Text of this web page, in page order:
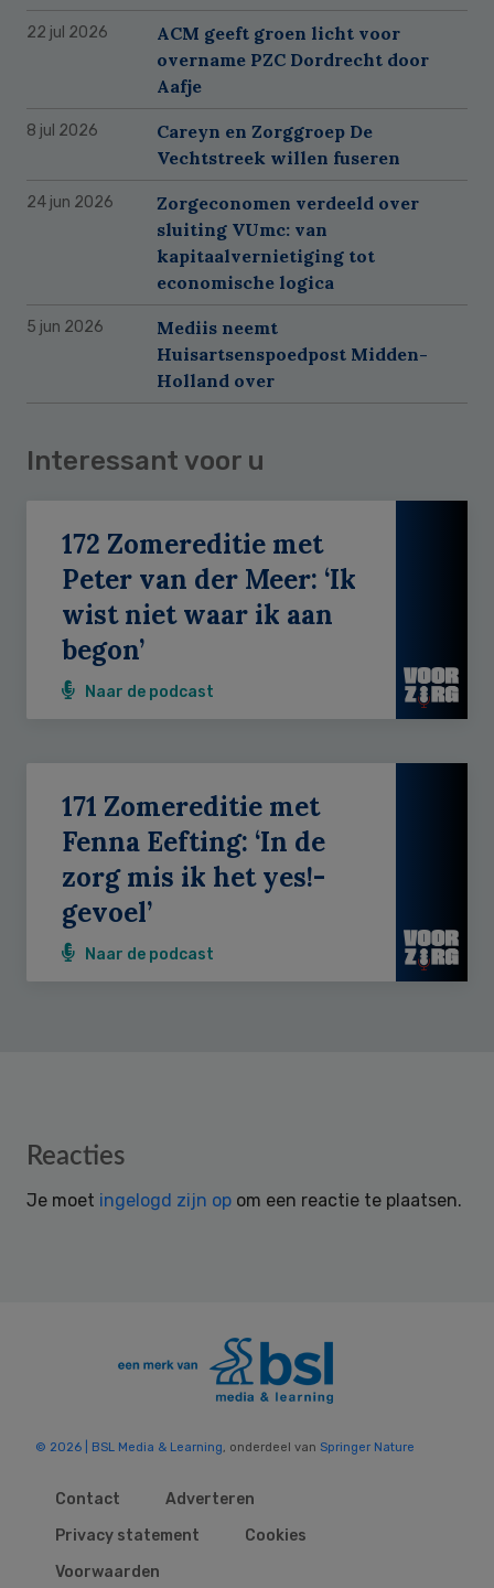
22 jul 2026
ACM geeft groen licht voor
overname PZC Dordrecht door
Aafje
8 jul 2026
Careyn en Zorggroep De
Vechtstreek willen fuseren
24 jun 2026
Zorgeconomen verdeeld over
sluiting VUmc: van
kapitaalvernietiging tot
economische logica
5 jun 2026
Mediis neemt
Huisartsenspoedpost Midden-
Holland over
Interessant voor u
172 Zomereditie met
Peter van der Meer: ‘Ik
wist niet waar ik aan
begon’
Naar de podcast
171 Zomereditie met
Fenna Eefting: ‘In de
zorg mis ik het yes!-
gevoel’
Naar de podcast
Reader
Reacties
Je moet ingelogd zijn op om een reactie te plaatsen.
© 2026 | BSL Media & Learning, onderdeel van Springer Nature
Contact
Adverteren
Privacy statement
Cookies
Voorwaarden